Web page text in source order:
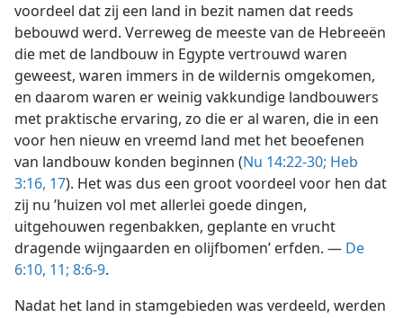
voordeel dat zij een land in bezit namen dat reeds
bebouwd werd. Verreweg de meeste van de Hebreeën
die met de landbouw in Egypte vertrouwd waren
geweest, waren immers in de wildernis omgekomen,
en daarom waren er weinig vakkundige landbouwers
met praktische ervaring, zo die er al waren, die in een
voor hen nieuw en vreemd land met het beoefenen
van landbouw konden beginnen (Nu 14:22-30; Heb
3:16, 17). Het was dus een groot voordeel voor hen dat
zij nu ’huizen vol met allerlei goede dingen,
uitgehouwen regenbakken, geplante en vrucht
dragende wijngaarden en olijfbomen’ erfden. — De
6:10, 11; 8:6-9.
Nadat het land in stamgebieden was verdeeld, werden